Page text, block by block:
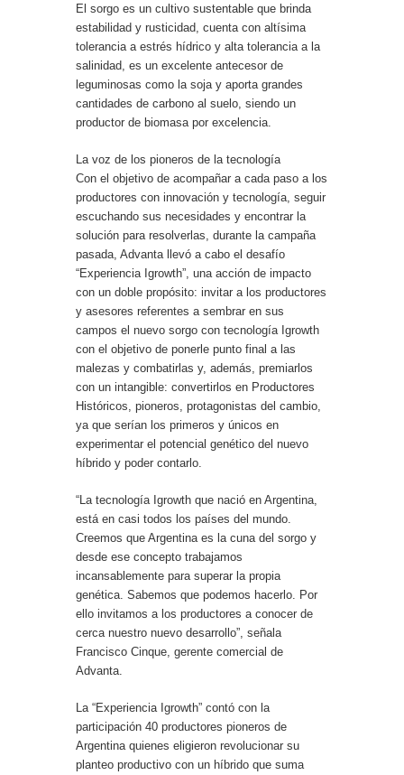
El sorgo es un cultivo sustentable que brinda
estabilidad y rusticidad, cuenta con altísima
tolerancia a estrés hídrico y alta tolerancia a la
salinidad, es un excelente antecesor de
leguminosas como la soja y aporta grandes
cantidades de carbono al suelo, siendo un
productor de biomasa por excelencia.
La voz de los pioneros de la tecnología
Con el objetivo de acompañar a cada paso a los
productores con innovación y tecnología, seguir
escuchando sus necesidades y encontrar la
solución para resolverlas, durante la campaña
pasada, Advanta llevó a cabo el desafío
“Experiencia Igrowth”, una acción de impacto
con un doble propósito: invitar a los productores
y asesores referentes a sembrar en sus
campos el nuevo sorgo con tecnología Igrowth
con el objetivo de ponerle punto final a las
malezas y combatirlas y, además, premiarlos
con un intangible: convertirlos en Productores
Históricos, pioneros, protagonistas del cambio,
ya que serían los primeros y únicos en
experimentar el potencial genético del nuevo
híbrido y poder contarlo.
“La tecnología Igrowth que nació en Argentina,
está en casi todos los países del mundo.
Creemos que Argentina es la cuna del sorgo y
desde ese concepto trabajamos
incansablemente para superar la propia
genética. Sabemos que podemos hacerlo. Por
ello invitamos a los productores a conocer de
cerca nuestro nuevo desarrollo”, señala
Francisco Cinque, gerente comercial de
Advanta.
La “Experiencia Igrowth” contó con la
participación 40 productores pioneros de
Argentina quienes eligieron revolucionar su
planteo productivo con un híbrido que suma